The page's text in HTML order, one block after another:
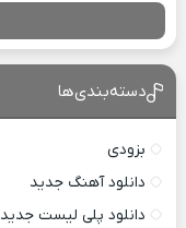
دسته‌بندی‌ها
بزودی
دانلود آهنگ جدید
دانلود پلی لیست جدید